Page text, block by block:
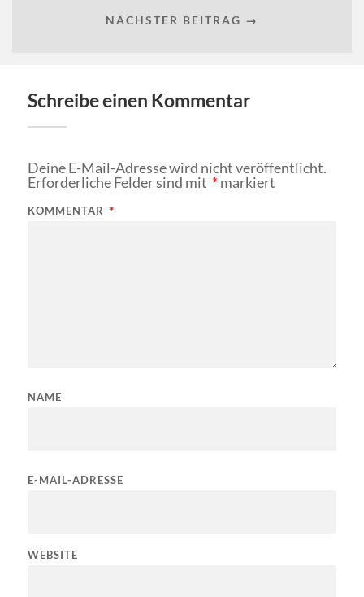
NÄCHSTER BEITRAG →
Schreibe einen Kommentar
Deine E-Mail-Adresse wird nicht veröffentlicht.
Erforderliche Felder sind mit *markiert
KOMMENTAR *
NAME
E-MAIL-ADRESSE
WEBSITE